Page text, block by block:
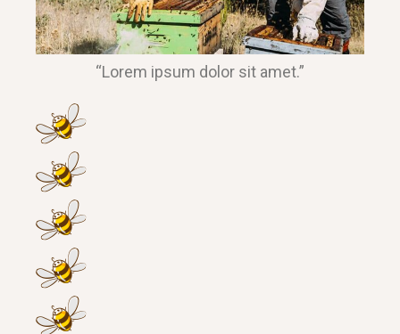
“Lorem ipsum dolor sit amet.”